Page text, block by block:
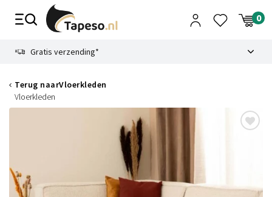
Gratis verzending*
Terug naarVloerkleden
Vloerkleden